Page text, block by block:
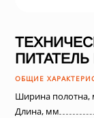
ОБЩИЕ
Ширина полотна,
Длина, мм